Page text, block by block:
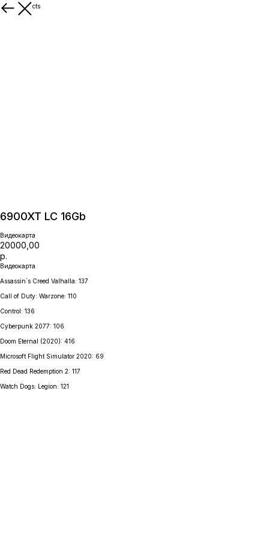
More products
6900XT LC 16Gb
Видеокарта
20000,00
р.
Видеокарта
Assassin´s Creed Valhalla: 137
Call of Duty: Warzone: 110
Control: 136
Cyberpunk 2077: 106
Doom Eternal (2020): 416
Microsoft Flight Simulator 2020: 69
Red Dead Redemption 2: 117
Watch Dogs: Legion: 121